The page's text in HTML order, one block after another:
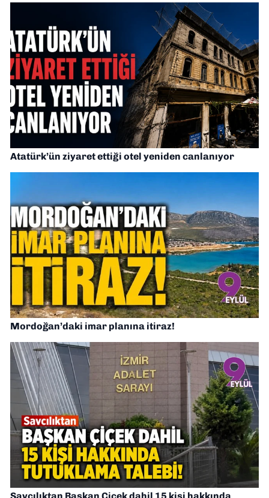
Atatürk’ün ziyaret ettiği otel yeniden canlanıyor
Mordoğan’daki imar planına itiraz!